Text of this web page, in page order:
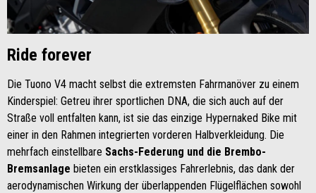
Ride forever
Die Tuono V4 macht selbst die extremsten Fahrmanöver zu einem
Kinderspiel: Getreu ihrer sportlichen DNA, die sich auch auf der
Straße voll entfalten kann, ist sie das einzige Hypernaked Bike mit
einer in den Rahmen integrierten vorderen Halbverkleidung. Die
mehrfach einstellbare Sachs-Federung und die Brembo-
Bremsanlage bieten ein erstklassiges Fahrerlebnis, das dank der
aerodynamischen Wirkung der überlappenden Flügelflächen sowohl